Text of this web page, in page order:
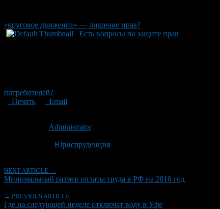
«круговое движение» — лишение прав?
Есть вопросы по защите прав
потребителей?
Печать
Email
Administrator
Юриспруденция
NEXT ARTICLE →
Минимальный размер оплаты труда в РФ на 2016 год
← PREVIOUS ARTICLE
Где на следующей неделе отключат воду в Уфе